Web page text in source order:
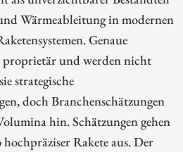
Wärmeableitung in modernen
Genaue
proprietär und werden nicht
strategische
doch Branchenschätzungen
hin. Schätzungen gehen
Rakete aus. Der